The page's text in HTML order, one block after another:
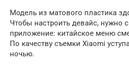
Модель из матового пластика
Чтобы настроить девайс, нужно
приложение: китайское меню
По качеству съемки Xiaomi
ночью.